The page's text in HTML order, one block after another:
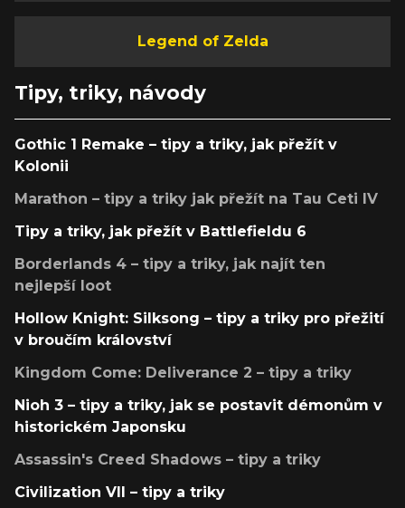
Legend of Zelda
Tipy, triky, návody
Gothic 1 Remake – tipy a triky, jak přežít v
Kolonii
Marathon – tipy a triky jak přežít na Tau Ceti IV
Tipy a triky, jak přežít v Battlefieldu 6
Borderlands 4 – tipy a triky, jak najít ten
nejlepší loot
Hollow Knight: Silksong – tipy a triky pro přežití
v broučím království
Kingdom Come: Deliverance 2 – tipy a triky
Nioh 3 – tipy a triky, jak se postavit démonům v
historickém Japonsku
Assassin's Creed Shadows – tipy a triky
Civilization VII – tipy a triky